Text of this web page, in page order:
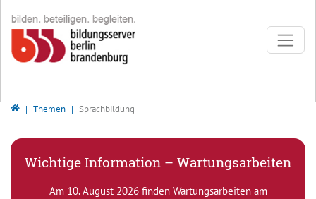
Bildungsserver Berlin - Brandenburg
Themen Sprachbildung
Wichtige Information – Wartungsarbeiten
Am 10. August 2026 finden Wartungsarbeiten am